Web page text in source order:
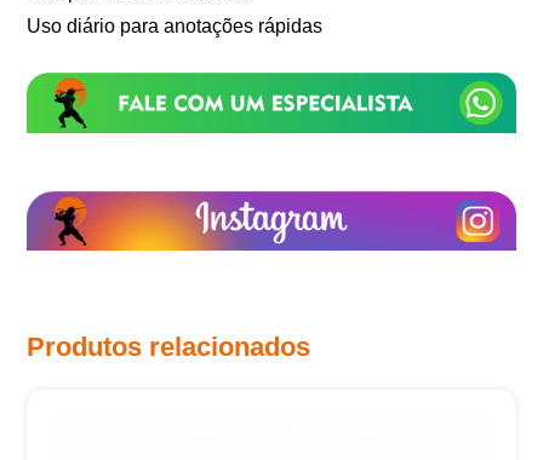
Uso diário para anotações rápidas
Produtos relacionados